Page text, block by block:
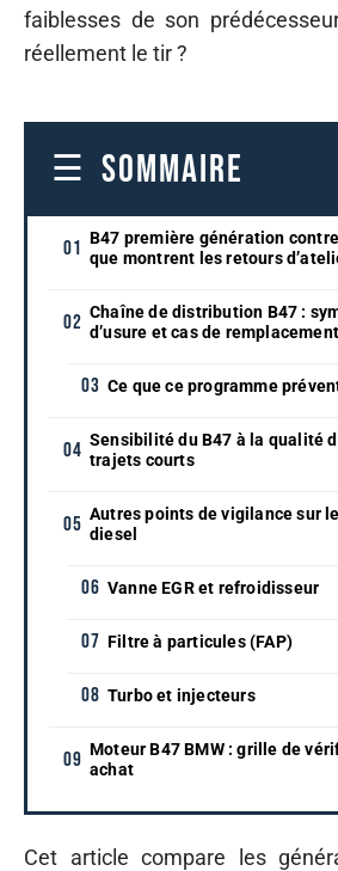
faiblesses de son
réellement le tir ?
SOMMAIRE
B47 première génération
que montrent les retours
Chaîne de distribution B47 :
d’usure et cas de
Ce que ce programme
Sensibilité du B47 à la qualité
trajets courts
Autres points de vigilance sur
diesel
Vanne EGR et refroidisseur
Filtre à particules (FAP)
Turbo et injecteurs
Moteur B47 BMW : grille de
achat
Cet article compare les